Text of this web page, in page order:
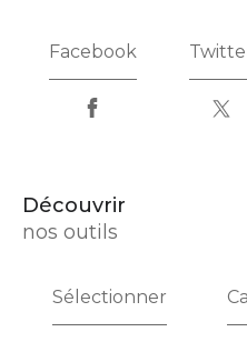
Facebook
découvrir
nos outils
Sélectionner